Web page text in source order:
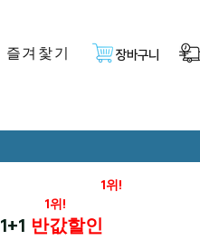
즐겨찿기 장바구니
1위!
1위!
1+1 반값할인